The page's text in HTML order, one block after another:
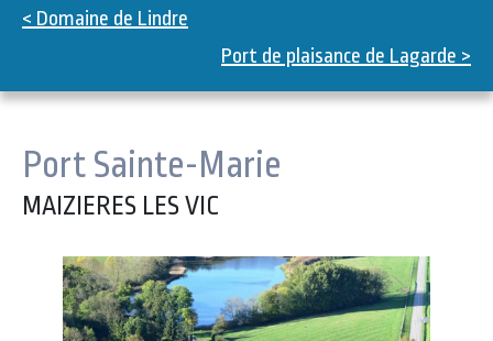
< Domaine de Lindre
Port de plaisance de Lagarde >
Port Sainte-Marie
MAIZIERES LES VIC